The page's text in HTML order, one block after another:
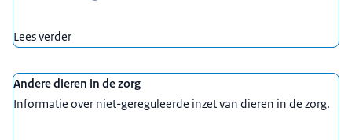
Lees verder
Andere dieren in de zorg
Informatie over niet-gereguleerde inzet van dieren in de zorg.